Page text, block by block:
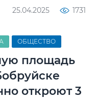
25.04.2025 1731
ОБЩЕСТВО
площадь
откроют 3